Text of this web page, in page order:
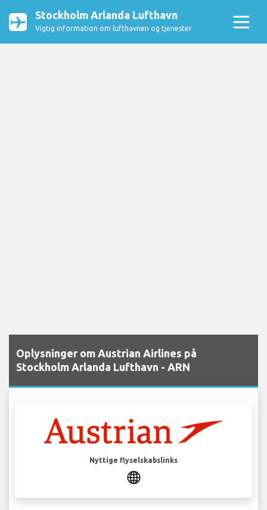
Stockholm Arlanda Lufthavn
Vigtig information om lufthavnen og tjenester
Oplysninger om Austrian Airlines på
Stockholm Arlanda Lufthavn - ARN
Nyttige flyselskabslinks